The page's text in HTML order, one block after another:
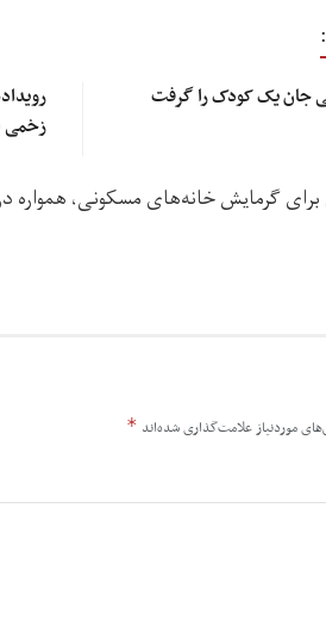
جان یک کودک را گرفت
زخمی
گرمایش خانه‌های مسکونی، همواره
موردنیاز علامت‌گذاری شده‌اند *